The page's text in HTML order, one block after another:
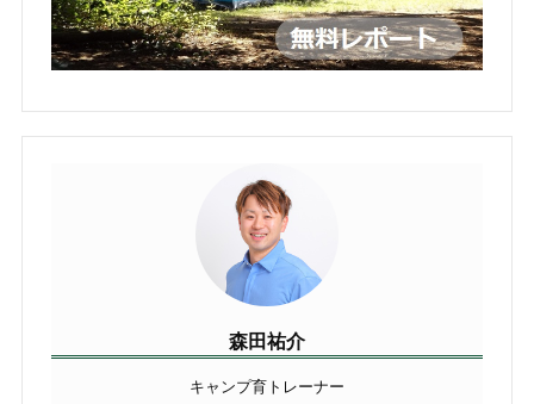
森田祐介
キャンプ育トレーナー